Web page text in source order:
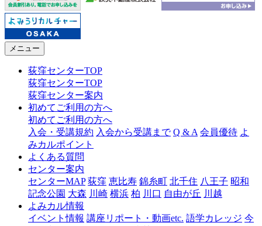
メニュー
荻窪センターTOP
荻窪センターTOP
荻窪センター案内
初めてご利用の方へ
初めてご利用の方へ
入会・受講規約 入会から受講まで Q & A 会員優待 よ
みカルポイント
よくある質問
センター案内
センターMAP 荻窪 恵比寿 錦糸町 北千住 八王子 昭和
記念公園 大森 川崎 横浜 柏 川口 自由が丘 川越
よみカル情報
イベント情報 講座リポート・動画etc. 語学カレッジ 今